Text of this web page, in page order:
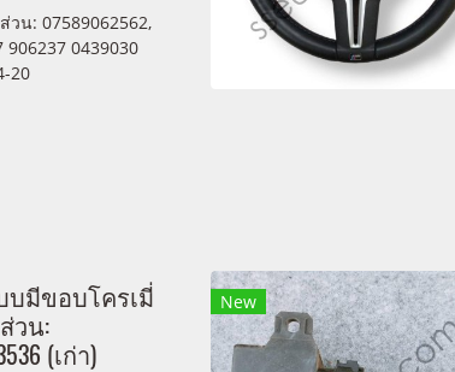
วน: 07589062562,
906237 0439030
20
มีขอบโครเมี่
วน:
(เก่า)
New